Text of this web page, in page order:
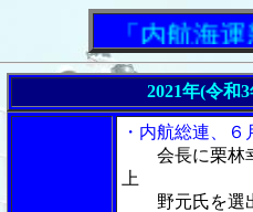
「内航海運新
2021年(令和
・内航総連、
会長に栗林
上
野元氏を選